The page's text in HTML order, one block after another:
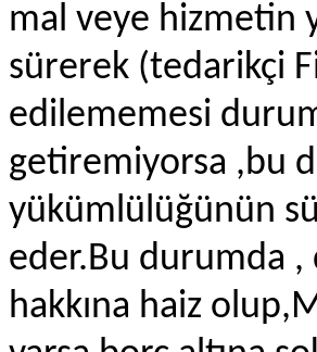
mal veye hizmetin
sürerek (tedarikçi
edilememesi
getiremiyorsa ,bu
yükümlülüğünün
eder.Bu durumda ,
hakkına haiz